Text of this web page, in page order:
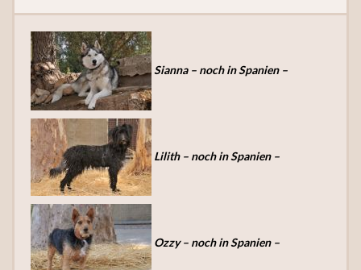
Sianna – noch in Spanien –
Lilith – noch in Spanien –
Ozzy – noch in Spanien –